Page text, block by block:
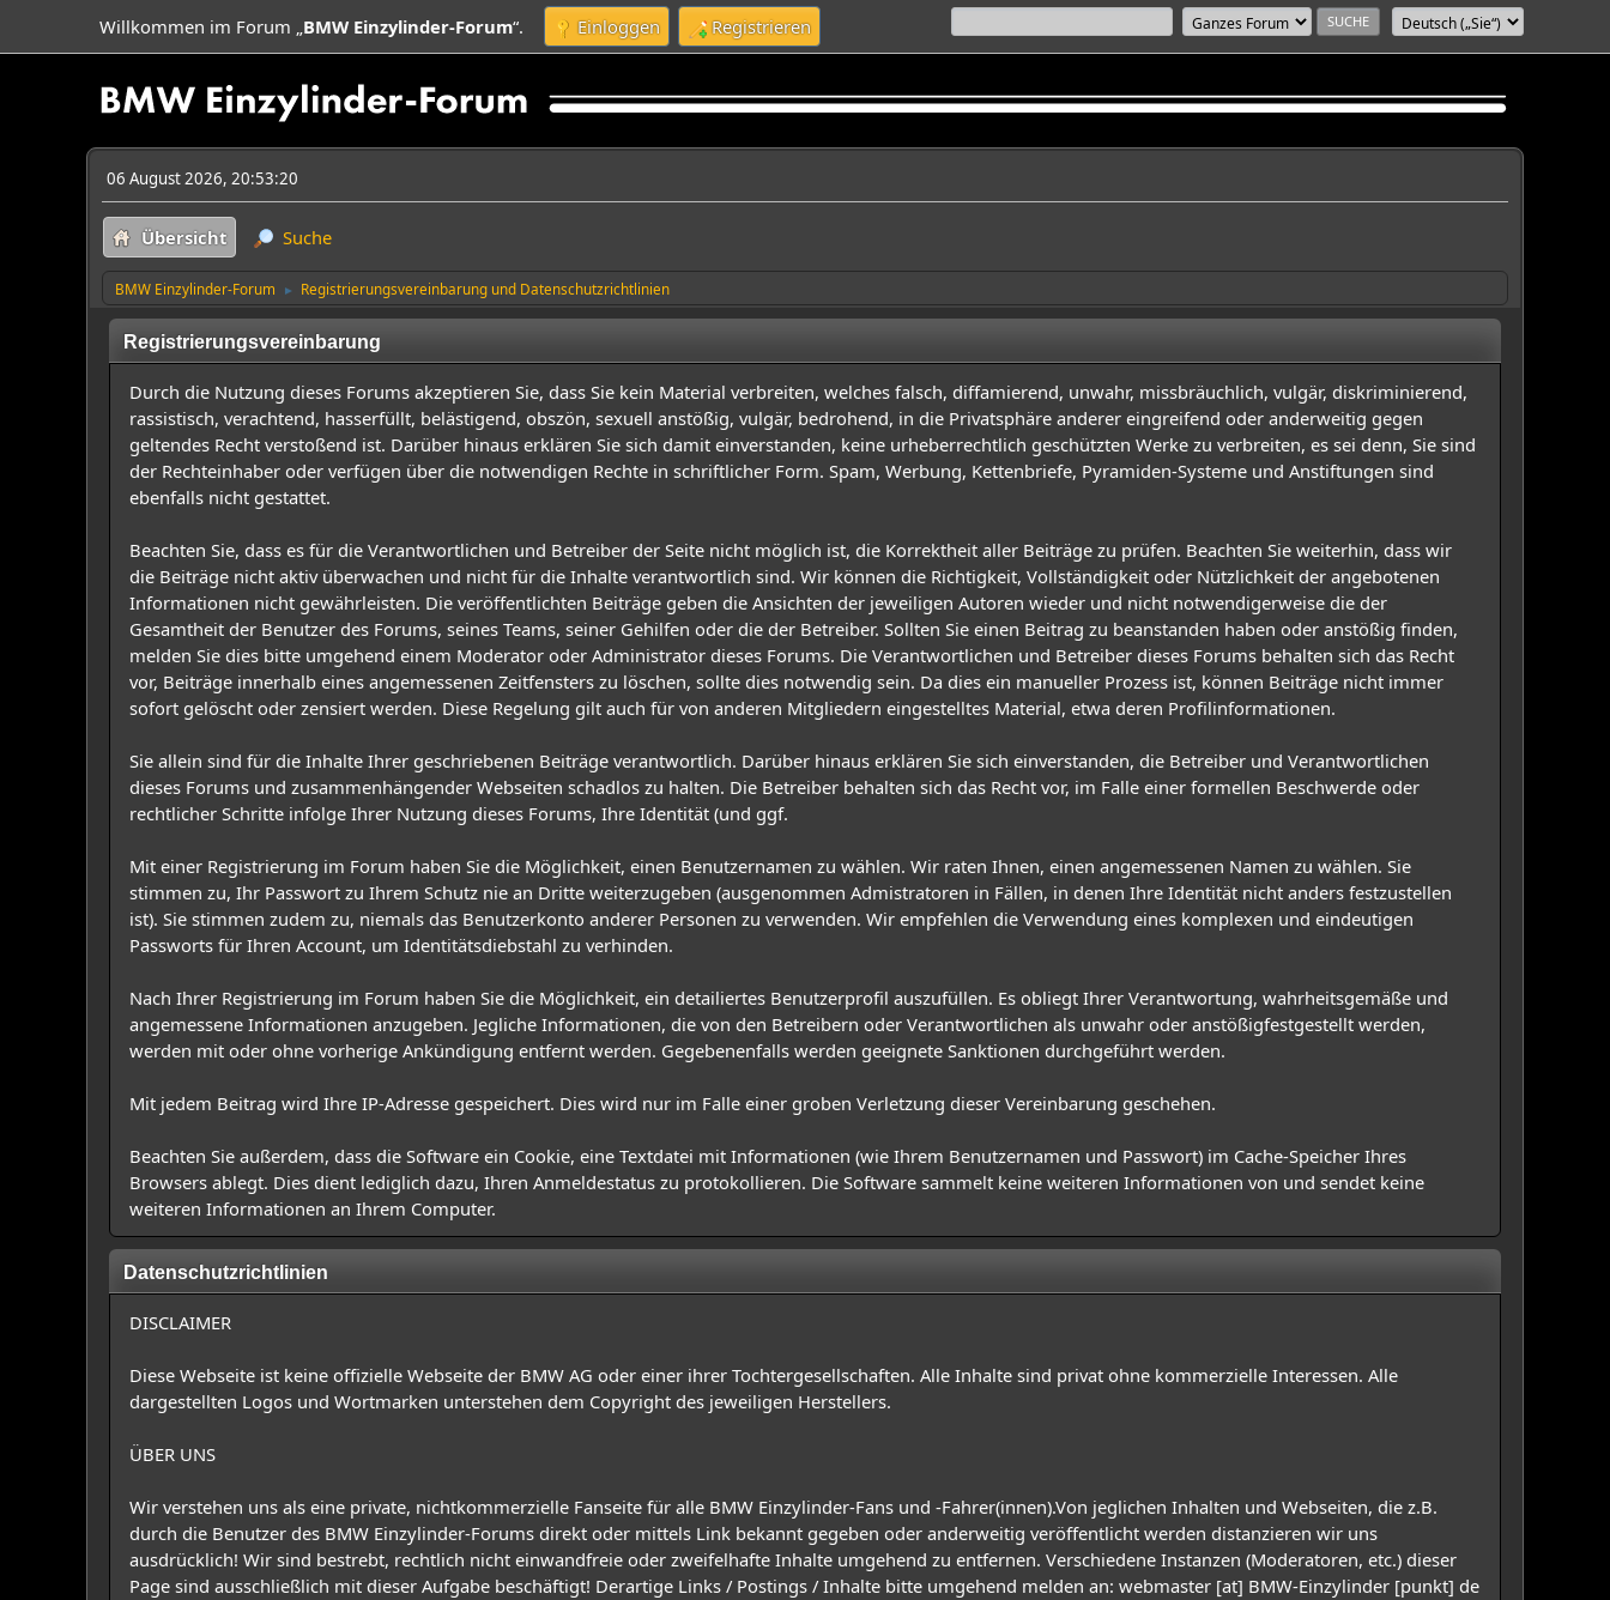
Willkommen im Forum „BMW Einzylinder-Forum“. Einloggen Registrieren
06 August 2026, 20:53:20
Übersicht Suche
BMW Einzylinder-Forum ► Registrierungsvereinbarung und Datenschutzrichtlinien
Registrierungsvereinbarung
Durch die Nutzung dieses Forums akzeptieren Sie, dass Sie kein Material verbreiten, welches falsch, diffamierend, unwahr, missbräuchlich, vulgär, diskriminierend,
rassistisch, verachtend, hasserfüllt, belästigend, obszön, sexuell anstößig, vulgär, bedrohend, in die Privatsphäre anderer eingreifend oder anderweitig gegen
geltendes Recht verstoßend ist. Darüber hinaus erklären Sie sich damit einverstanden, keine urheberrechtlich geschützten Werke zu verbreiten, es sei denn, Sie sind
der Rechteinhaber oder verfügen über die notwendigen Rechte in schriftlicher Form. Spam, Werbung, Kettenbriefe, Pyramiden-Systeme und Anstiftungen sind
ebenfalls nicht gestattet.
Beachten Sie, dass es für die Verantwortlichen und Betreiber der Seite nicht möglich ist, die Korrektheit aller Beiträge zu prüfen. Beachten Sie weiterhin, dass wir
die Beiträge nicht aktiv überwachen und nicht für die Inhalte verantwortlich sind. Wir können die Richtigkeit, Vollständigkeit oder Nützlichkeit der angebotenen
Informationen nicht gewährleisten. Die veröffentlichten Beiträge geben die Ansichten der jeweiligen Autoren wieder und nicht notwendigerweise die der
Gesamtheit der Benutzer des Forums, seines Teams, seiner Gehilfen oder die der Betreiber. Sollten Sie einen Beitrag zu beanstanden haben oder anstößig finden,
melden Sie dies bitte umgehend einem Moderator oder Administrator dieses Forums. Die Verantwortlichen und Betreiber dieses Forums behalten sich das Recht
vor, Beiträge innerhalb eines angemessenen Zeitfensters zu löschen, sollte dies notwendig sein. Da dies ein manueller Prozess ist, können Beiträge nicht immer
sofort gelöscht oder zensiert werden. Diese Regelung gilt auch für von anderen Mitgliedern eingestelltes Material, etwa deren Profilinformationen.
Sie allein sind für die Inhalte Ihrer geschriebenen Beiträge verantwortlich. Darüber hinaus erklären Sie sich einverstanden, die Betreiber und Verantwortlichen
dieses Forums und zusammenhängender Webseiten schadlos zu halten. Die Betreiber behalten sich das Recht vor, im Falle einer formellen Beschwerde oder
rechtlicher Schritte infolge Ihrer Nutzung dieses Forums, Ihre Identität (und ggf.
Mit einer Registrierung im Forum haben Sie die Möglichkeit, einen Benutzernamen zu wählen. Wir raten Ihnen, einen angemessenen Namen zu wählen. Sie
stimmen zu, Ihr Passwort zu Ihrem Schutz nie an Dritte weiterzugeben (ausgenommen Admistratoren in Fällen, in denen Ihre Identität nicht anders festzustellen
ist). Sie stimmen zudem zu, niemals das Benutzerkonto anderer Personen zu verwenden. Wir empfehlen die Verwendung eines komplexen und eindeutigen
Passworts für Ihren Account, um Identitätsdiebstahl zu verhinden.
Nach Ihrer Registrierung im Forum haben Sie die Möglichkeit, ein detailiertes Benutzerprofil auszufüllen. Es obliegt Ihrer Verantwortung, wahrheitsgemäße und
angemessene Informationen anzugeben. Jegliche Informationen, die von den Betreibern oder Verantwortlichen als unwahr oder anstößigfestgestellt werden,
werden mit oder ohne vorherige Ankündigung entfernt werden. Gegebenenfalls werden geeignete Sanktionen durchgeführt werden.
Mit jedem Beitrag wird Ihre IP-Adresse gespeichert. Dies wird nur im Falle einer groben Verletzung dieser Vereinbarung geschehen.
Beachten Sie außerdem, dass die Software ein Cookie, eine Textdatei mit Informationen (wie Ihrem Benutzernamen und Passwort) im Cache-Speicher Ihres
Browsers ablegt. Dies dient lediglich dazu, Ihren Anmeldestatus zu protokollieren. Die Software sammelt keine weiteren Informationen von und sendet keine
weiteren Informationen an Ihrem Computer.
Datenschutzrichtlinien
DISCLAIMER
Diese Webseite ist keine offizielle Webseite der BMW AG oder einer ihrer Tochtergesellschaften. Alle Inhalte sind privat ohne kommerzielle Interessen. Alle
dargestellten Logos und Wortmarken unterstehen dem Copyright des jeweiligen Herstellers.
ÜBER UNS
Wir verstehen uns als eine private, nichtkommerzielle Fanseite für alle BMW Einzylinder-Fans und -Fahrer(innen).Von jeglichen Inhalten und Webseiten, die z.B.
durch die Benutzer des BMW Einzylinder-Forums direkt oder mittels Link bekannt gegeben oder anderweitig veröffentlicht werden distanzieren wir uns
ausdrücklich! Wir sind bestrebt, rechtlich nicht einwandfreie oder zweifelhafte Inhalte umgehend zu entfernen. Verschiedene Instanzen (Moderatoren, etc.) dieser
Page sind ausschließlich mit dieser Aufgabe beschäftigt! Derartige Links / Postings / Inhalte bitte umgehend melden an: webmaster [at] BMW-Einzylinder [punkt] de